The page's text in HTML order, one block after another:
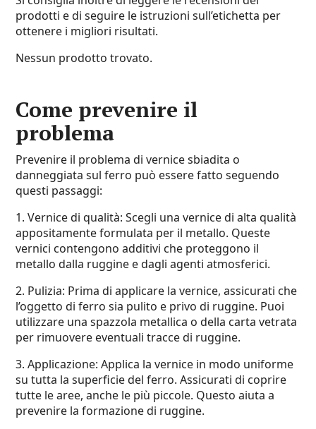
prodotti e di seguire le istruzioni sull’etichetta per
ottenere i migliori risultati.
Nessun prodotto trovato.
Come prevenire il
problema
Prevenire il problema di vernice sbiadita o
danneggiata sul ferro può essere fatto seguendo
questi passaggi:
1. Vernice di qualità: Scegli una vernice di alta qualità
appositamente formulata per il metallo. Queste
vernici contengono additivi che proteggono il
metallo dalla ruggine e dagli agenti atmosferici.
2. Pulizia: Prima di applicare la vernice, assicurati che
l’oggetto di ferro sia pulito e privo di ruggine. Puoi
utilizzare una spazzola metallica o della carta vetrata
per rimuovere eventuali tracce di ruggine.
3. Applicazione: Applica la vernice in modo uniforme
su tutta la superficie del ferro. Assicurati di coprire
tutte le aree, anche le più piccole. Questo aiuta a
prevenire la formazione di ruggine.